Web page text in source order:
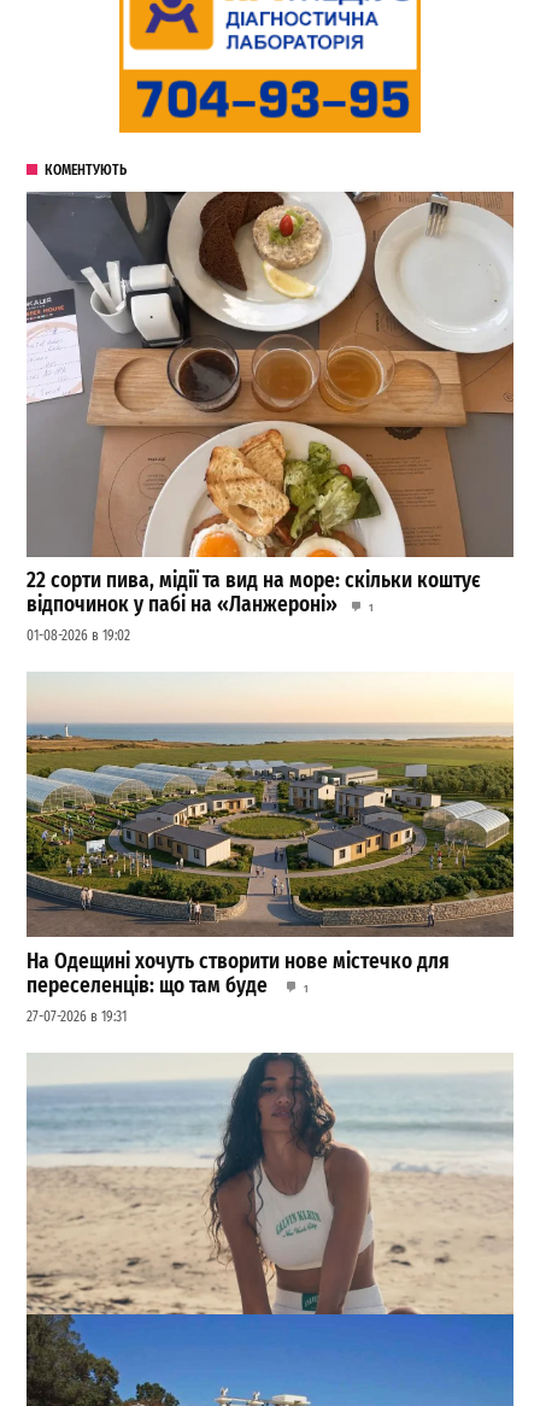
КОМЕНТУЮТЬ
22 сорти пива, мідії та вид на море: скільки коштує
відпочинок у пабі на «Ланжероні»
1
01-08-2026 в 19:02
На Одещині хочуть створити нове містечко для
переселенців: що там буде
1
27-07-2026 в 19:31